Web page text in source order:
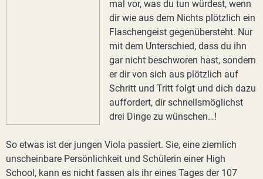
mal vor, was du tun würdest, wenn
dir wie aus dem Nichts plötzlich ein
Flaschengeist gegenübersteht. Nur
mit dem Unterschied, dass du ihn
gar nicht beschworen hast, sondern
er dir von sich aus plötzlich auf
Schritt und Tritt folgt und dich dazu
auffordert, dir schnellsmöglichst
drei Dinge zu wünschen…!
So etwas ist der jungen Viola passiert. Sie, eine ziemlich
unscheinbare Persönlichkeit und Schülerin einer High
School, kann es nicht fassen als ihr eines Tages der 107